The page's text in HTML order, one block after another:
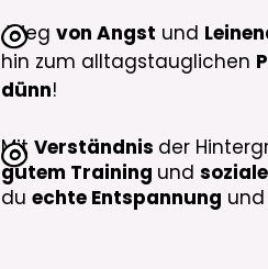
Weg von Angst und
hin zum alltagstauglichen
dünn!
Mit Verständnis der
gutem Training und
du echte Entspannung und